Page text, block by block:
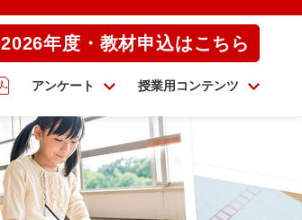
2026年度・教材申込はこちら
アンケート 授業用コンテンツ